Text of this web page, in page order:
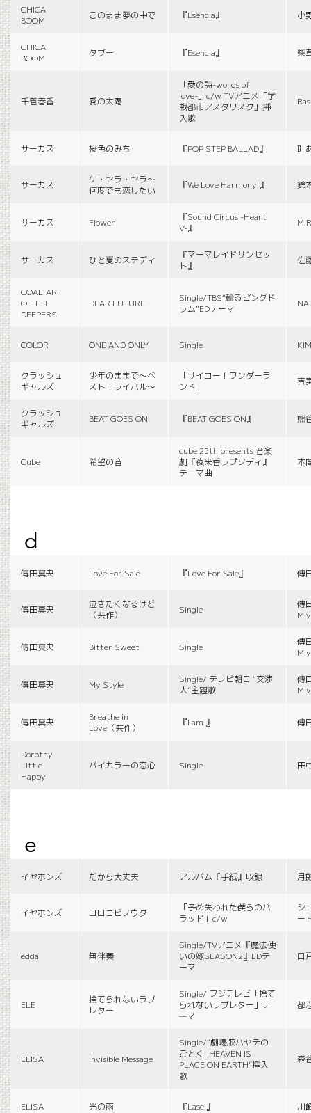
CHICA
BOOM
このまま夢の中で 『Esencia』 小
CHICA
BOOM
タブー 『Esencia』 柴
千菅春香 愛の太陽
「愛の詩-words of
love-」c/w TVアニメ「学
戦都市アスタリスク」挿
入歌
サーカス 桜色のみち 『POP STEP BALLAD』 叶
サーカス
ケ・セラ・セラ〜
何度でも恋したい
『We Love Harmony!』 鈴
サーカス Fiower
『Sound Circus -Heart
V-』
サーカス ひと夏のステディ
『マーマレイドサンセッ
ト』
佐
COALTAR
OF THE
DEEPERS
DEAR FUTURE
Single/TBS“輪るピングド
ラム”EDテーマ
COLOR ONE AND ONLY Single
クラッシュ
ギャルズ
少年のままで〜ベ
スト・ライバル〜
「サイコー！ワンダーラ
ンド」
吉
クラッシュ
ギャルズ
BEAT GOES ON 『BEAT GOES ON』 熊
Cube 希望の音
cube 25th presents 音楽
劇『夜来香ラプソディ』
テーマ曲
本
d
傳田真央 Love For Sale 『Love For Sale』 傳
傳田真央
泣きたくなるけど
（共作）
Single
傳
傳田真央 Bitter Sweet Single
傳
傳田真央 My Style
Single/ テレビ朝日 “交渉
人”主題歌
傳
傳田真央
Breathe in
Love（共作）
『I am 』 傳
Dorothy
Little
Happy
バイカラーの恋心 Single 田
e
イヤホンズ だから大丈夫 アルバム『手紙』収録 月
イヤホンズ ヨロコビノウタ
「予め失われた僕らのバ
ラッド」c/w
シ
ー
edda 無伴奏
Single/TVアニメ『魔法使
いの嫁SEASON2』EDテ
ーマ
白
ELE
捨てられないラブ
レター
Single/ フジテレビ「捨て
られないラブレター」テ
—マ
都
ELISA Invisible Message
Single/“劇場版ハヤテの
ごとく! HEAVEN IS
PLACE ON EARTH”挿入
歌
森
ELISA 光の雨 『Lasei』 川